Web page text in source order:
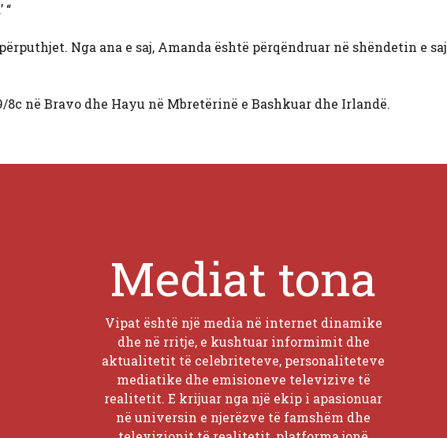
“
Nga ana e saj, Amanda është përqëndruar në shëndetin e saj
në Bravo dhe Hayu në Mbretërinë e Bashkuar dhe Irlandë.
Mediat tona
Vipat është një media në internet dinamike
dhe në rritje, e kushtuar informimit dhe
aktualitetit të celebriteteve, personaliteteve
mediatike dhe emisioneve televizive të
realitetit. E krijuar nga një ekip i apasionuar
në universin e njerëzve të famshëm dhe